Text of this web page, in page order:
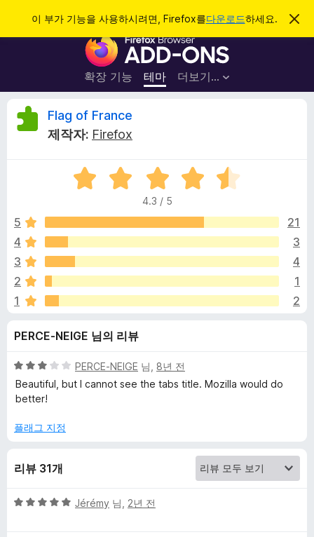
이 부가 기능을 사용하시려면, Firefox를다운로드하세요.
이
림
F
r
e
라
우
저
부
기
능
확장 기능 테마 더보기…
로그인
F
g
o
f
F
r
a
n
c
e
Flag of France
제작자: Firefox
5
점
점
4
3
4.3 / 5
5
21
4
3
3
4
2
1
1
2
PERCE-NEIGE 님의 리뷰
5
점
만
에
PERCE-NEIGE 님, 8년 전
Beautiful, but I cannot see the tabs title. Mozilla would do
better!
플래그 지정
리뷰 31개
5
Jérémy 님, 2년 전